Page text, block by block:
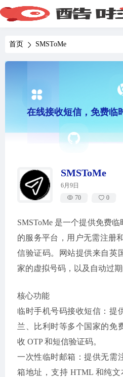
首页 SMSToMe
在线接收短信，免费临
SMSToMe
6月9日
70
0
SMSToMe 是一个提供免费
的服务平台，用户无需注册
信验证码。网站提供来自英
家的虚拟号码，以及自动过期
核心功能
临时手机号码接收短信：提
兰、比利时等多个国家的免
收 OTP 和短信验证码。
一次性临时邮箱：提供无需
箱地址，支持 HTML 和纯